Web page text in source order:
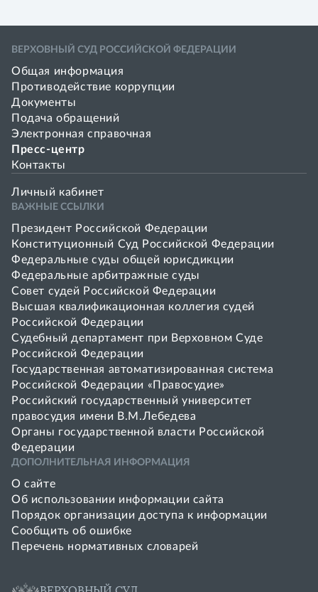
ВЕРХОВНЫЙ СУД РОССИЙСКОЙ ФЕДЕРАЦИИ
Общая информация
Противодействие коррупции
Документы
Подача обращений
Электронная справочная
Пресс-центр
Контакты
Личный кабинет
ВАЖНЫЕ ССЫЛКИ
Президент Российской Федерации
Конституционный Суд Российской Федерации
Федеральные суды общей юрисдикции
Федеральные арбитражные суды
Совет cудей Российской Федерации
Высшая квалификационная коллегия судей
Российской Федерации
Судебный департамент при Верховном Суде
Российской Федерации
Государственная автоматизированная система
Российской Федерации «Правосудие»
Pоссийский государственный университет
правосудия имени В.М.Лебедева
Органы государственной власти Российской
Федерации
ДОПОЛНИТЕЛЬНАЯ ИНФОРМАЦИЯ
О сайте
Об использовании информации сайта
Порядок организации доступа к информации
Сообщить об ошибке
Перечень нормативных словарей